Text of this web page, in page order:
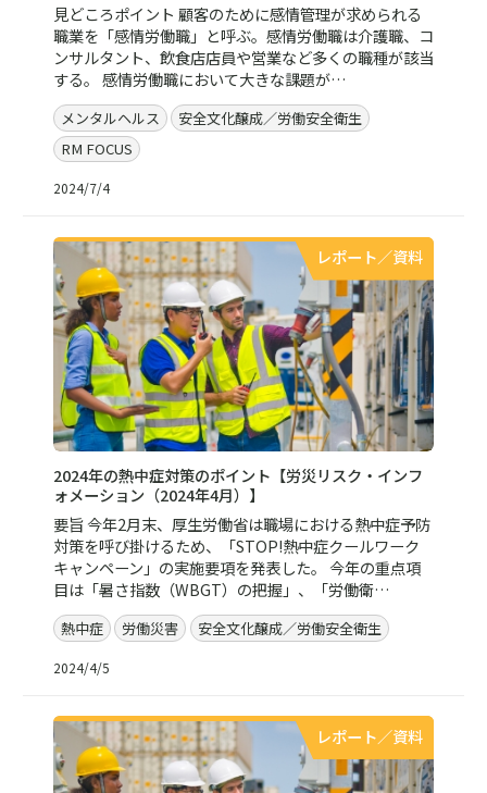
見どころポイント 顧客のために感情管理が求められる
職業を「感情労働職」と呼ぶ。感情労働職は介護職、コ
ンサルタント、飲食店店員や営業など多くの職種が該当
する。 感情労働職において大きな課題が…
メンタルヘルス
安全文化醸成／労働安全衛生
RM FOCUS
2024/7/4
レポート／資料
2024年の熱中症対策のポイント【労災リスク・インフ
ォメーション（2024年4月）】
要旨 今年2月末、厚生労働省は職場における熱中症予防
対策を呼び掛けるため、「STOP!熱中症クールワーク
キャンペーン」の実施要項を発表した。 今年の重点項
目は「暑さ指数（WBGT）の把握」、「労働衛…
熱中症 労働災害 安全文化醸成／労働安全衛生
2024/4/5
レポート／資料